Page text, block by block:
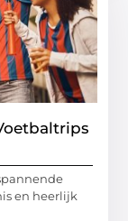
en heerlijk